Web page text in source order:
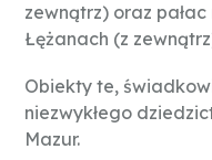
zewnątrz) oraz
Łężanach (z
Obiekty te,
niezwykłego
Mazur.